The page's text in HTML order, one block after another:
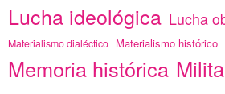
Lucha ideológica Lucha
Materialismo dialéctico Materialismo histórico
Memoria histórica